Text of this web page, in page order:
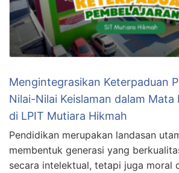
Mengintegrasikan Keterpaduan
Nilai-Nilai Keislaman dalam Mata
di LPIT Mutiara Hikmah
Pendidikan merupakan landasan
membentuk generasi yang
secara intelektual, tetapi juga moral